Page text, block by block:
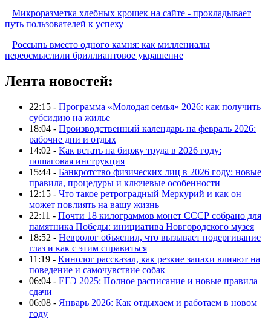
Микроразметка хлебных крошек на сайте - прокладывает
путь пользователей к успеху
Россыпь вместо одного камня: как миллениалы
переосмыслили бриллиантовое украшение
Лента новостей:
22:15 - Программа «Молодая семья» 2026: как получить
субсидию на жилье
18:04 - Производственный календарь на февраль 2026:
рабочие дни и отдых
14:02 - Как встать на биржу труда в 2026 году:
пошаговая инструкция
15:44 - Банкротство физических лиц в 2026 году: новые
правила, процедуры и ключевые особенности
12:15 - Что такое ретроградный Меркурий и как он
может повлиять на вашу жизнь
22:11 - Почти 18 килограммов монет СССР собрано для
памятника Победы: инициатива Новгородского музея
18:52 - Невролог объяснил, что вызывает подергивание
глаз и как с этим справиться
11:19 - Кинолог рассказал, как резкие запахи влияют на
поведение и самочувствие собак
06:04 - ЕГЭ 2025: Полное расписание и новые правила
сдачи
06:08 - Январь 2026: Как отдыхаем и работаем в новом
году